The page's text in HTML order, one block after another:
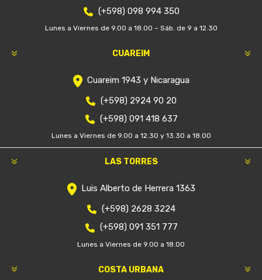
(+598) 098 994 350
Lunes a Viernes de 9.00 a 18.00 – Sáb. de 9 a 12.30
CUAREIM
Cuareim 1943 y Nicaragua
(+598) 2924 90 20
(+598) 091 418 637
Lunes a Viernes de 9.00 a 12.30 y 13.30 a 18.00
LAS TORRES
Luis Alberto de Herrera 1363
(+598) 2628 3224
(+598) 091 351 777
Lunes a Viernes de 9.00 a 18.00
COSTA URBANA